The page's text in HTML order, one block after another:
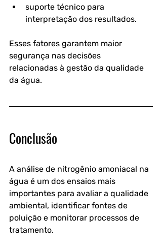
suporte técnico para
interpretação dos resultados.
Esses fatores garantem maior
segurança nas decisões
relacionadas à gestão da qualidade
da água.
Conclusão
A análise de nitrogênio amoniacal na
água é um dos ensaios mais
importantes para avaliar a qualidade
ambiental, identificar fontes de
poluição e monitorar processos de
tratamento.